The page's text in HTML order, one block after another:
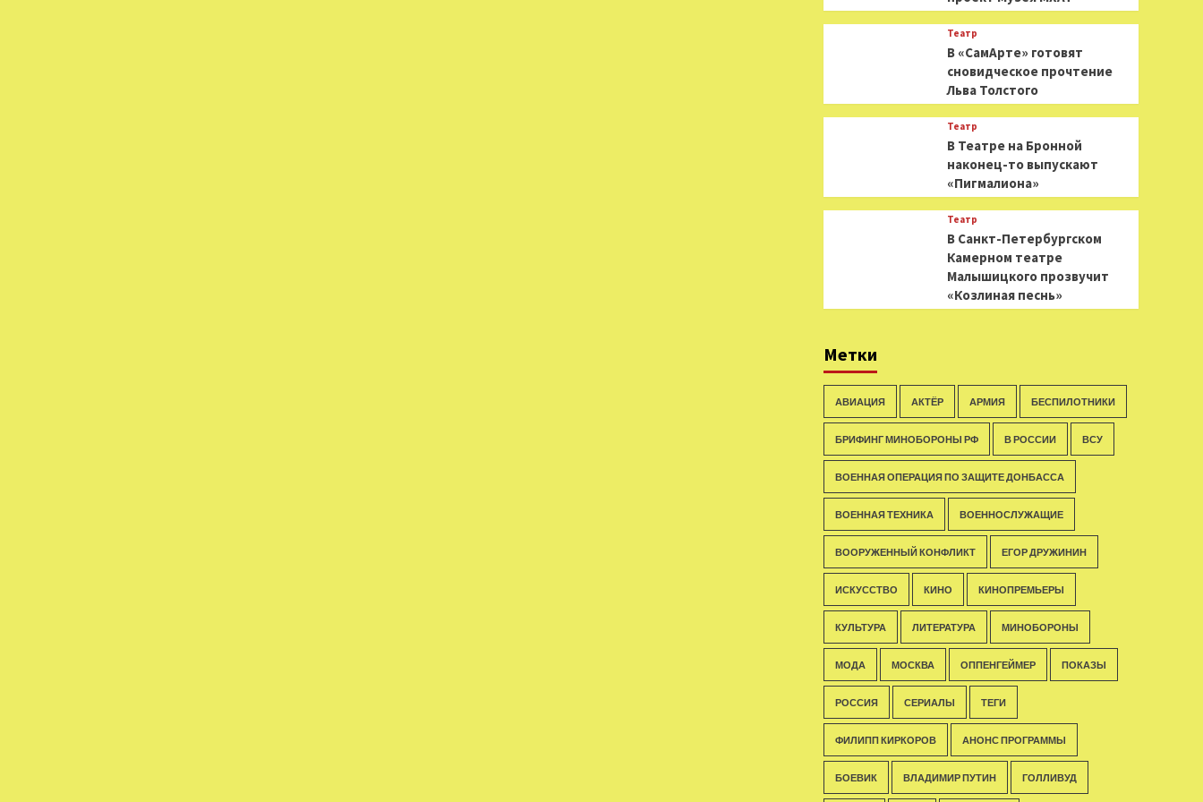
Театр
В «СамАрте» готовят
сновидческое прочтение
Льва Толстого
Театр
В Театре на Бронной
наконец-то выпускают
«Пигмалиона»
Театр
В Санкт-Петербургском
Камерном театре
Малышицкого прозвучит
«Козлиная песнь»
Метки
АВИАЦИЯ АКТЁР АРМИЯ БЕСПИЛОТНИКИ
БРИФИНГ МИНОБОРОНЫ РФ В РОССИИ ВСУ
ВОЕННАЯ ОПЕРАЦИЯ ПО ЗАЩИТЕ ДОНБАССА
ВОЕННАЯ ТЕХНИКА ВОЕННОСЛУЖАЩИЕ
ВООРУЖЕННЫЙ КОНФЛИКТ ЕГОР ДРУЖИНИН
ИСКУССТВО КИНО КИНОПРЕМЬЕРЫ
КУЛЬТУРА ЛИТЕРАТУРА МИНОБОРОНЫ
МОДА МОСКВА ОППЕНГЕЙМЕР ПОКАЗЫ
РОССИЯ СЕРИАЛЫ ТЕГИ
ФИЛИПП КИРКОРОВ АНОНС ПРОГРАММЫ
БОЕВИК ВЛАДИМИР ПУТИН ГОЛЛИВУД